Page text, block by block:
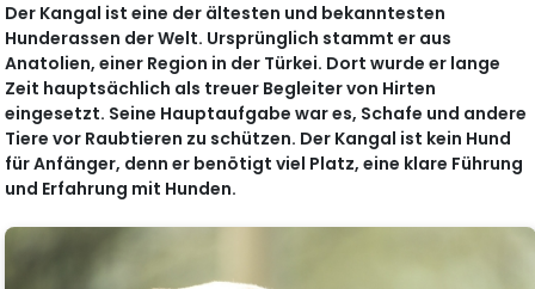
Der Kangal ist eine der ältesten und bekanntesten
Hunderassen der Welt. Ursprünglich stammt er aus
Anatolien, einer Region in der Türkei. Dort wurde er lange
Zeit hauptsächlich als treuer Begleiter von Hirten
eingesetzt. Seine Hauptaufgabe war es, Schafe und andere
Tiere vor Raubtieren zu schützen. Der Kangal ist kein Hund
für Anfänger, denn er benötigt viel Platz, eine klare Führung
und Erfahrung mit Hunden.